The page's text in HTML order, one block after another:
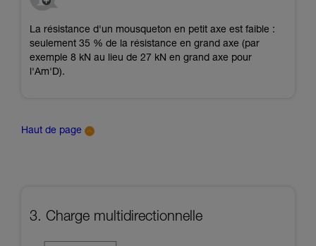
La résistance d'un mousqueton en petit axe est faible :
seulement 35 % de la résistance en grand axe (par
exemple 8 kN au lieu de 27 kN en grand axe pour
l'Am'D).
Haut de page
3. Charge multidirectionnelle